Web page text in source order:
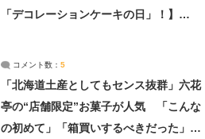
「デコレーションケーキの日」！】
コメント数： 5
「北海道土産としてもセンス抜群」六花
亭の“店舗限定”お菓子が人気 「こんな
の初めて」「箱買いするべきだった」